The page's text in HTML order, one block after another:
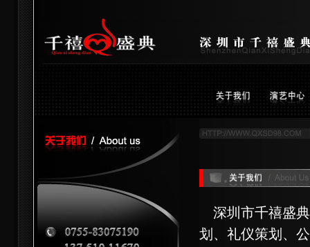
深圳市千禧盛
划、礼仪策划、